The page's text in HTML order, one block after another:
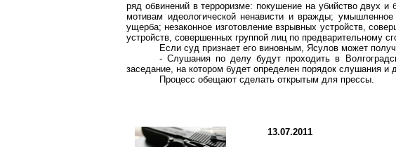
ряд обвинений в терроризме: покушение на убийство двух
мотивам идеологической ненависти и вражды;
ущерба; незаконное изготовление взрывных устройств,
устройств, совершенных группой лиц по предварительному
Если суд признает его виновным,Ясулов может
- Слушания по делу будут проходить в
заседание, на котором будет определен порядок слушания и
Процесс обещают сделать открытым для прессы.
13.07.2011